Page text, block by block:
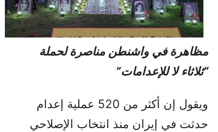
مظاهرة في واشنطن مناصرة لحملة
“ثلاثاء لا للإعدامات”
ويقول إن أكثر من 520 عملية إعدام
حدثت في إيران منذ انتخاب الإصلاحي